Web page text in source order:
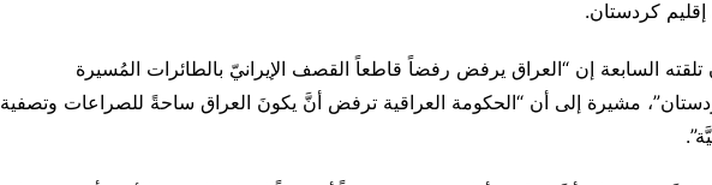
كردستان.
السابعة إن “العراق يرفض رفضاً قاطعاً القصف الإيرانيّ بالطائرات المُسيرة
مشيرة إلى أن “الحكومة العراقية ترفض أنَّ يكونَ العراق ساحةً للصراعات وتصفية